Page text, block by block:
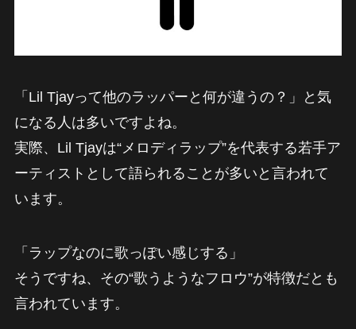
「Lil Tjayって他のラッパーと何が違うの？」と気
になる人は多いですよね。
実際、Lil Tjayは“メロディラップ”を代表する若手ア
ーティストとして語られることが多いと言われて
います。
「ラップなのに歌っぽい感じする」
そうですね、その“歌うようなフロウ”が特徴だとも
言われています。